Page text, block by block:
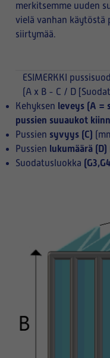
merkitsemme uuden
vielä vanhan käytöstä
siirtymää.
ESIMERKKI
(A x B - C / D
Kehyksen leveys (A =
pussien suuaukot
Pussien syvyys (C)
Pussien lukumäärä (D)
Suodatusluokka